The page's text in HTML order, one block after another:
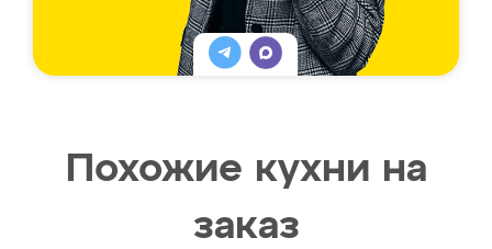
Похожие кухни на
заказ